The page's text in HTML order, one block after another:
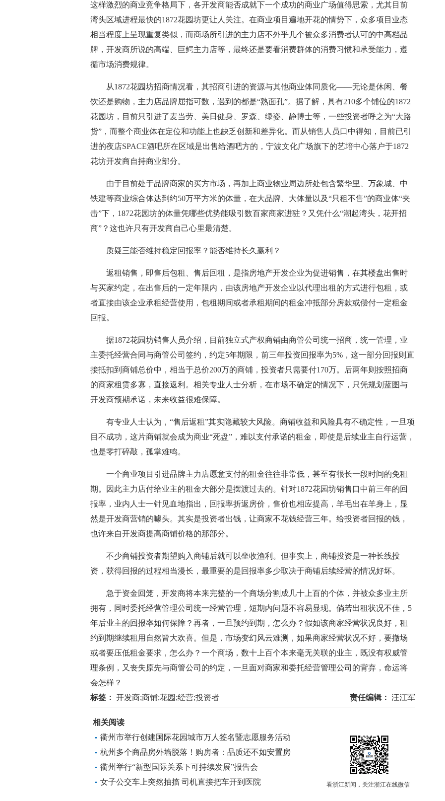
这样激烈的商业竞争格局下，各开发商能否成就下一个成功的商业广场值得思索，尤其目前
湾头区域进程最快的1872花园坊更让人关注。在商业项目遍地开花的情势下，众多项目业态
相当程度上呈现重复类似，而商场所引进的主力店不外乎几个被众多消费者认可的中高档品
牌，开发商所说的高端、巨鳄主力店等，最终还是要看消费群体的消费习惯和承受能力，遵
循市场消费规律。
从1872花园坊招商情况看，其招商引进的资源与其他商业体同质化——无论是休闲、餐
饮还是购物，主力店品牌屈指可数，遇到的都是“熟面孔”。据了解，具有210多个铺位的1872
花园坊，目前只引进了麦当劳、美日健身、罗森、绿姿、静博士等，一些投资者呼之为“大路
货”，而整个商业体在定位和功能上也缺乏创新和差异化。而从销售人员口中得知，目前已引
进的夜店SPACE酒吧所在区域是出售给酒吧方的，宁波文化广场旗下的艺培中心落户于1872
花坊开发商自持商业部分。
由于目前处于品牌商家的买方市场，再加上商业物业周边所处包含繁华里、万象城、中
铁建等商业综合体达到约50万平方米的体量，在大品牌、大体量以及“只租不售”的商业体“夹
击”下，1872花园坊的体量凭哪些优势能吸引数百家商家进驻？又凭什么“潮起湾头，花开招
商”？这也许只有开发商自己心里最清楚。
质疑三能否维持稳定回报率？能否维持长久赢利？
返租销售，即售后包租、售后回租，是指房地产开发企业为促进销售，在其楼盘出售时
与买家约定，在出售后的一定年限内，由该房地产开发企业以代理出租的方式进行包租，或
者直接由该企业承租经营使用，包租期间或者承租期间的租金冲抵部分房款或偿付一定租金
回报。
据1872花园坊销售人员介绍，目前独立式产权商铺由商管公司统一招商，统一管理，业
主委托经营合同与商管公司签约，约定5年期限，前三年投资回报率为5%，这一部分回报则直
接抵扣到商铺总价中，相当于总价200万的商铺，投资者只需要付170万。后两年则按照招商
的商家租赁多寡，直接返利。相关专业人士分析，在市场不确定的情况下，只凭规划蓝图与
开发商预期承诺，未来收益很难保障。
有专业人士认为，“售后返租”其实隐藏较大风险。商铺收益和风险具有不确定性，一旦项
目不成功，这片商铺就会成为商业“死盘”，难以支付承诺的租金，即使是后续业主自行运营，
也是零打碎敲，孤掌难鸣。
一个商业项目引进品牌主力店愿意支付的租金往往非常低，甚至有很长一段时间的免租
期。因此主力店付给业主的租金大部分是摆渡过去的。针对1872花园坊销售口中前三年的回
报率，业内人士一针见血地指出，回报率折返房价，售价也相应提高，羊毛出在羊身上，显
然是开发商营销的噱头。其实是投资者出钱，让商家不花钱经营三年。给投资者回报的钱，
也许来自开发商提高商铺价格的那部分。
不少商铺投资者期望购入商铺后就可以坐收渔利。但事实上，商铺投资是一种长线投
资，获得回报的过程相当漫长，最重要的是回报率多少取决于商铺后续经营的情况好坏。
急于资金回笼，开发商将本来完整的一个商场分割成几十上百的个体，并被众多业主所
拥有，同时委托经营管理公司统一经营管理，短期内问题不容易显现。倘若出租状况不佳，5
年后业主的回报率如何保障？再者，一旦预约到期，怎么办？假如该商家经营状况良好，租
约到期继续租用自然皆大欢喜。但是，市场变幻风云难测，如果商家经营状况不好，要撤场
或者要压低租金要求，怎么办？一个商场，数十上百个本来毫无关联的业主，既没有权威管
理条例，又丧失原先与商管公司的约定，一旦面对商家和委托经营管理公司的背弃，命运将
会怎样？
标签： 开发商;商铺;花园;经营;投资者 责任编辑： 汪江军
看浙江新闻，关注浙江在线微信
相关阅读
衢州市举行创建国际花园城市万人签名暨志愿服务活动
杭州多个商品房外墙脱落！购房者：品质还不如安置房
衢州举行“新型国际关系下可持续发展”报告会
女子公交车上突然抽搐 司机直接把车开到医院